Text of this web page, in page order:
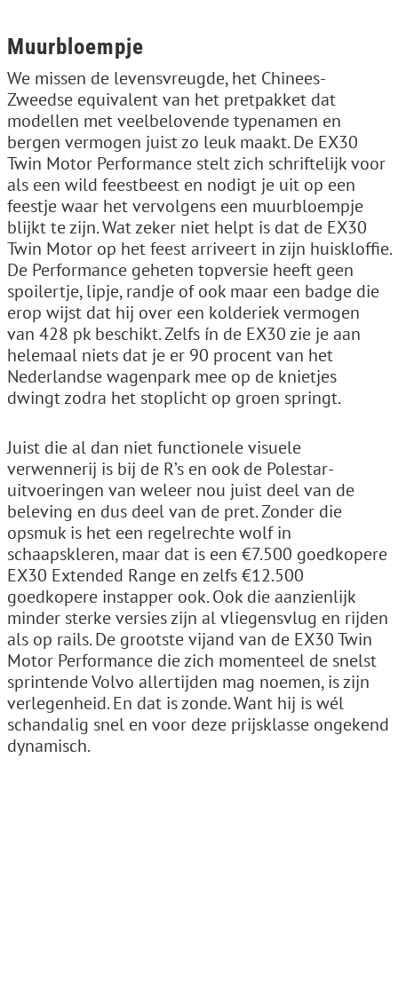
Muurbloempje
We missen de levensvreugde, het Chinees-
Zweedse equivalent van het pretpakket dat
modellen met veelbelovende typenamen en
bergen vermogen juist zo leuk maakt. De EX30
Twin Motor Performance stelt zich schriftelijk voor
als een wild feestbeest en nodigt je uit op een
feestje waar het vervolgens een muurbloempje
blijkt te zijn. Wat zeker niet helpt is dat de EX30
Twin Motor op het feest arriveert in zijn huiskloffie.
De Performance geheten topversie heeft geen
spoilertje, lipje, randje of ook maar een badge die
erop wijst dat hij over een kolderiek vermogen
van 428 pk beschikt. Zelfs ín de EX30 zie je aan
helemaal niets dat je er 90 procent van het
Nederlandse wagenpark mee op de knietjes
dwingt zodra het stoplicht op groen springt.
Juist die al dan niet functionele visuele
verwennerij is bij de R’s en ook de Polestar-
uitvoeringen van weleer nou juist deel van de
beleving en dus deel van de pret. Zonder die
opsmuk is het een regelrechte wolf in
schaapskleren, maar dat is een €7.500 goedkopere
EX30 Extended Range en zelfs €12.500
goedkopere instapper ook. Ook die aanzienlijk
minder sterke versies zijn al vliegensvlug en rijden
als op rails. De grootste vijand van de EX30 Twin
Motor Performance die zich momenteel de snelst
sprintende Volvo allertijden mag noemen, is zijn
verlegenheid. En dat is zonde. Want hij is wél
schandalig snel en voor deze prijsklasse ongekend
dynamisch.